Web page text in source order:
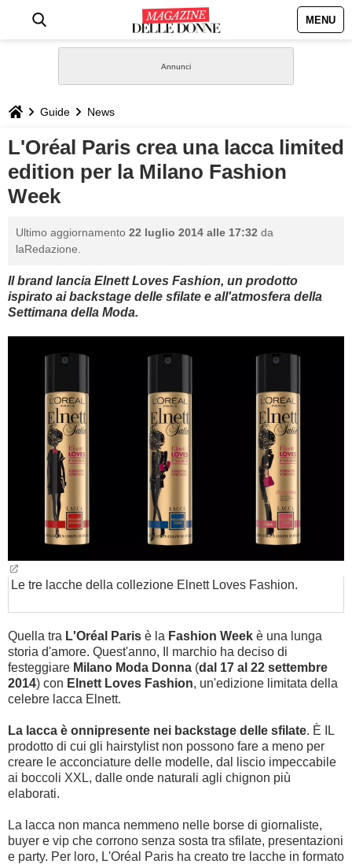
MENU
STILE
BIOGRAFIE
CAPELLI
Guide News
L'Oréal Paris crea una lacca limited
edition per la Milano Fashion
Week
Ultimo aggiornamento 22 luglio 2014 alle 17:32 da
laRedazione.
Il brand lancia Elnett Loves Fashion, un prodotto
ispirato ai backstage delle sfilate e all'atmosfera della
Settimana della Moda.
Le tre lacche della collezione Elnett Loves Fashion.
Quella tra L'Oréal Paris è la Fashion Week è una lunga
storia d'amore. Quest'anno, Il marchio ha deciso di
festeggiare Milano Moda Donna (dal 17 al 22 settembre
2014) con Elnett Loves Fashion, un'edizione limitata della
celebre lacca Elnett.
La lacca è onnipresente nei backstage delle sfilate. È IL
prodotto di cui gli hairstylist non possono fare a meno per
creare le acconciature delle modelle, dal liscio impeccabile
ai boccoli XXL, dalle onde naturali agli chignon più
elaborati.
La lacca non manca nemmeno nelle borse di giornaliste,
buyer e vip che corrono senza sosta tra sfilate, presentazioni
e party. Per loro, L'Oréal Paris ha creato tre lacche in formato